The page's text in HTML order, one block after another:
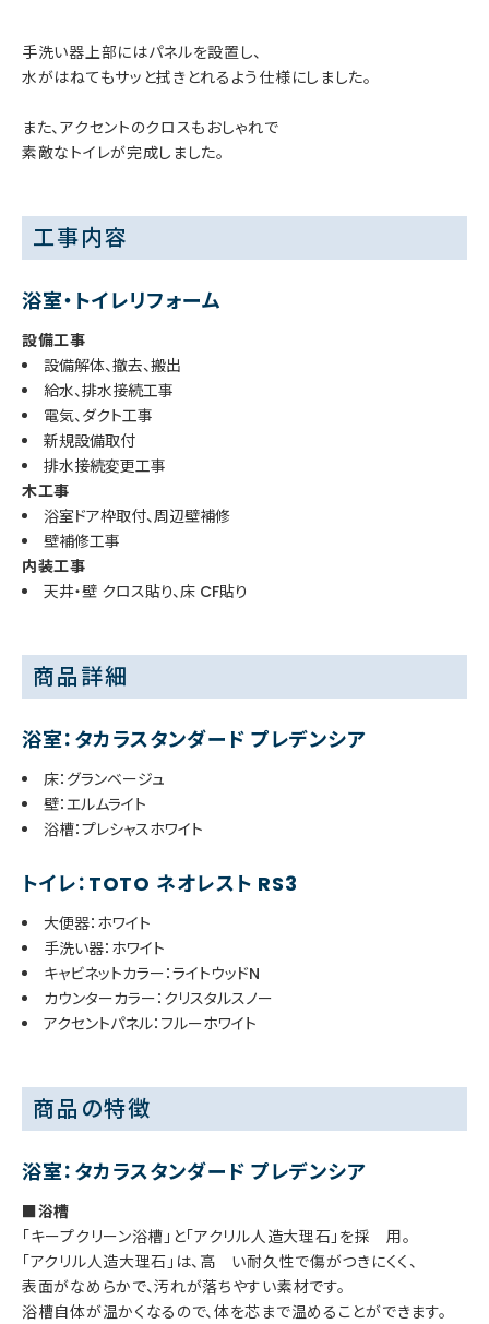
手洗い器上部にはパネルを設置し、
水がはねてもサッと拭きとれるよう仕様にしました。
また、アクセントのクロスもおしゃれで
素敵なトイレが完成しました。
工事内容
浴室・トイレリフォーム
設備工事
設備解体、撤去、搬出
給水、排水接続工事
電気、ダクト工事
新規設備取付
排水接続変更工事
木工事
浴室ドア枠取付、周辺壁補修
壁補修工事
内装工事
天井・壁 クロス貼り、床 CF貼り
商品詳細
浴室：タカラスタンダード プレデンシア
床：グランベージュ
壁：エルムライト
浴槽：プレシャスホワイト
トイレ：TOTO ネオレスト RS3
大便器：ホワイト
手洗い器：ホワイト
キャビネットカラー：ライトウッドN
カウンターカラー：クリスタルスノー
アクセントパネル：フルーホワイト
商品の特徴
浴室：タカラスタンダード プレデンシア
■浴槽
「キープクリーン浴槽」と「アクリル人造大理石」を採 用。
「アクリル人造大理石」は、高 い耐久性で傷がつきにくく、
表面がなめらかで、汚れが落ちやすい素材です。
浴槽自体が温かくなるので、体を芯まで温めることができます。